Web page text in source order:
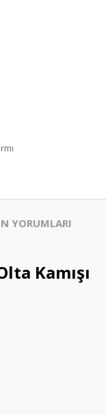
YORUMLARI
Kamışı